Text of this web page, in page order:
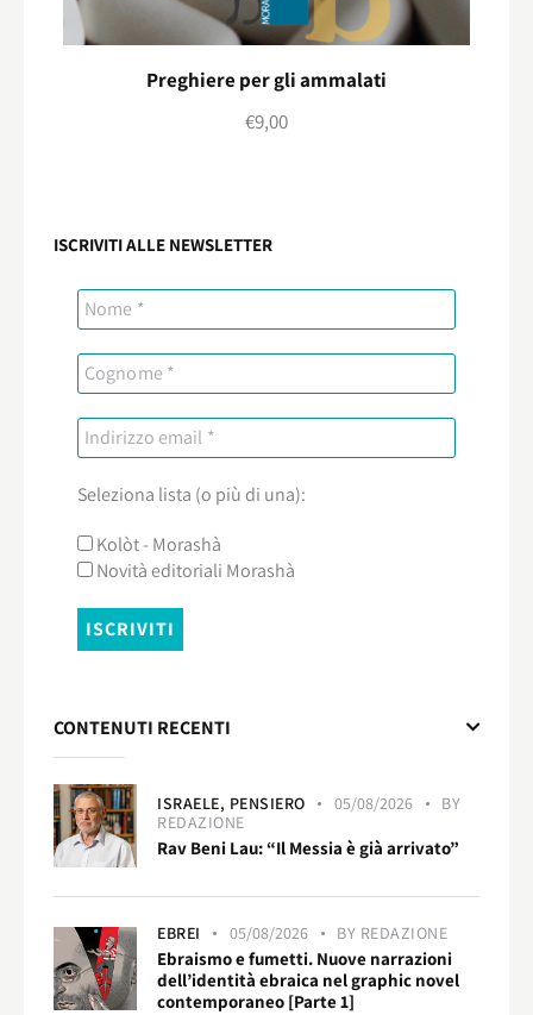
Preghiere per gli ammalati
€9,00
ISCRIVITI ALLE NEWSLETTER
Seleziona lista (o più di una):
Kolòt - Morashà
Novità editoriali Morashà
CONTENUTI RECENTI
ISRAELE, PENSIERO 05/08/2026
BY
REDAZIONE
Rav Beni Lau: “Il Messia è già arrivato”
EBREI 05/08/2026 BY REDAZIONE
Ebraismo e fumetti. Nuove narrazioni
dell’identità ebraica nel graphic novel
contemporaneo [Parte 1]